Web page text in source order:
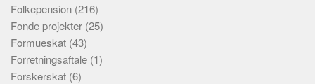
Folkepension (216)
Fonde projekter (25)
Formueskat (43)
Forretningsaftale (1)
Forskerskat (6)